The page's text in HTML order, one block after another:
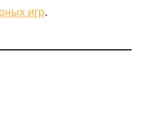
игр.